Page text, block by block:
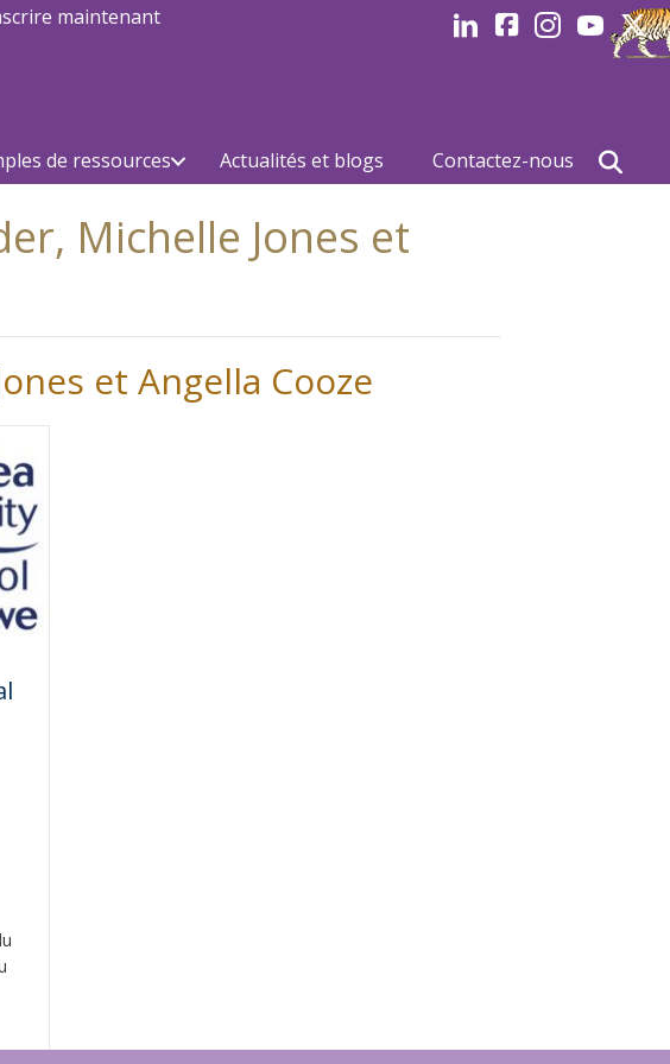
maintenant LinkedInFacebookInstagramYoutube
de ressources Actualités et blogs Contactez-nous
Michelle Jones et
et Angella Cooze